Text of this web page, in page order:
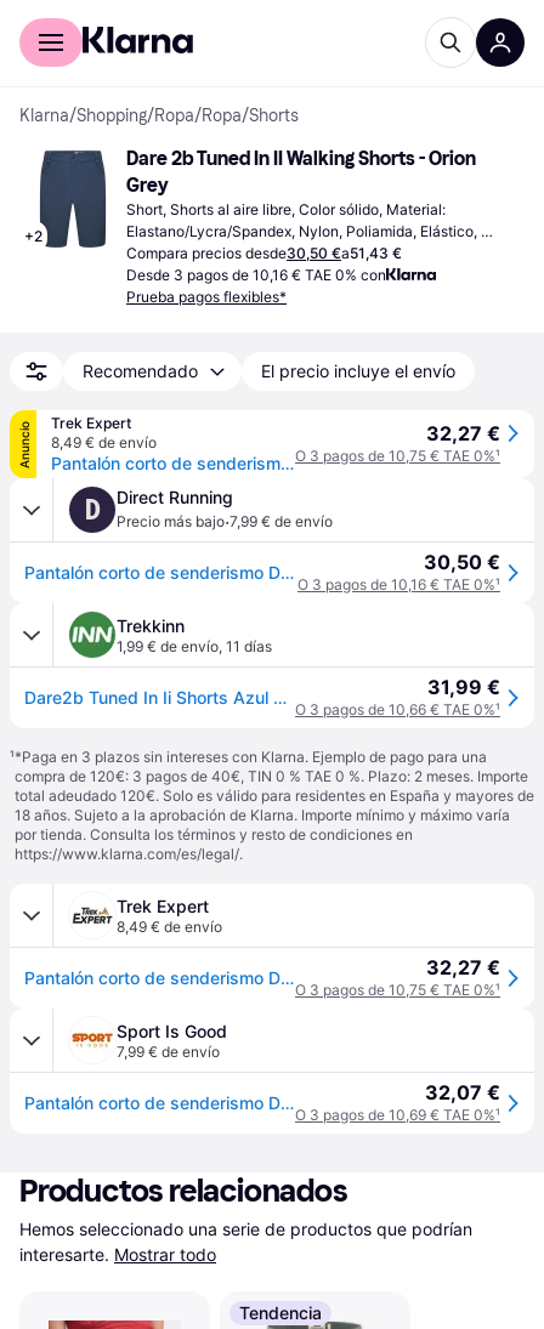
Comprar con Klarna
Klarna/Shopping/Ropa/Ropa/Shorts
+2
Dare 2b Tuned In II Walking Shorts - Orion
Grey
Short, Shorts al aire libre, Color sólido, Material:
Elastano/Lycra/Spandex, Nylon, Poliamida, Elástico,
Impermeable, Repelente al agua, Protección UV
Compara precios desde30,50 €a51,43 €
Desde 3 pagos de 10,16 € TAE 0% con
Prueba pagos flexibles*
Recomendado El precio incluye el envío
Anuncio
Trek Expert
8,49 € de envío
Pantalón corto de senderismo Dare 2B Tuned In II - Bleu
32,27 €
O 3 pagos de 10,75 € TAE 0%¹
D Direct Running
Precio más bajo·7,99 € de envío
Pantalón corto de senderismo Dare 2B Tuned In II - Bleu 30,50 €
O 3 pagos de 10,16 € TAE 0%¹
Trekkinn
1,99 € de envío, 11 días
Dare2b Tuned In Ii Shorts Azul 42 Hombre 31,99 €
O 3 pagos de 10,66 € TAE 0%¹
¹*Paga en 3 plazos sin intereses con Klarna. Ejemplo de pago para una
compra de 120€: 3 pagos de 40€, TIN 0 % TAE 0 %. Plazo: 2 meses. Importe
total adeudado 120€. Solo es válido para residentes en España y mayores de
18 años. Sujeto a la aprobación de Klarna. Importe mínimo y máximo varía
por tienda. Consulta los términos y resto de condiciones en
https://www.klarna.com/es/legal/.
Trek Expert
8,49 € de envío
Pantalón corto de senderismo Dare 2B Tuned In II - Bleu 32,27 €
O 3 pagos de 10,75 € TAE 0%¹
Sport Is Good
7,99 € de envío
Pantalón corto de senderismo Dare 2B Tuned In II - Bleu 32,07 €
O 3 pagos de 10,69 € TAE 0%¹
Productos relacionados
Hemos seleccionado una serie de productos que podrían
interesarte. Mostrar todo
Tendencia